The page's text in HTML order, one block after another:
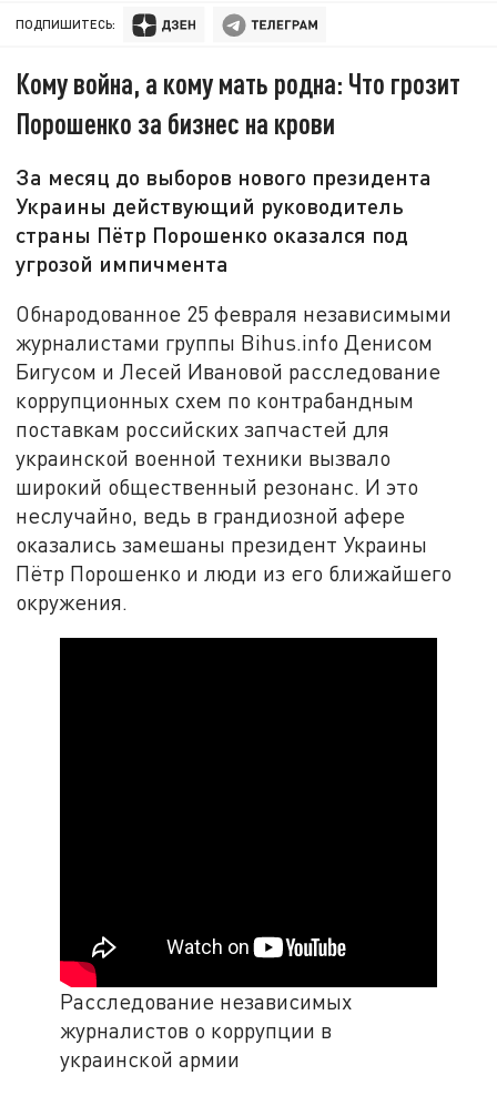
ПОДПИШИТЕСЬ:
Кому война, а кому мать родна: Что грозит
Порошенко за бизнес на крови
За месяц до выборов нового президента
Украины действующий руководитель
страны Пётр Порошенко оказался под
угрозой импичмента
Обнародованное 25 февраля независимыми
журналистами группы Bihus.info Денисом
Бигусом и Лесей Ивановой расследование
коррупционных схем по контрабандным
поставкам российских запчастей для
украинской военной техники вызвало
широкий общественный резонанс. И это
неслучайно, ведь в грандиозной афере
оказались замешаны президент Украины
Пётр Порошенко и люди из его ближайшего
окружения.
Расследование независимых
журналистов о коррупции в
украинской армии